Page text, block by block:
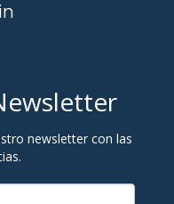
newsletter con las